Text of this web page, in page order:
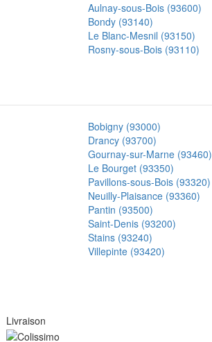
Aulnay-sous-Bois (93600)
Bondy (93140)
Le Blanc-Mesnil (93150)
Rosny-sous-Bois (93110)
Bobigny (93000)
Drancy (93700)
Gournay-sur-Marne (93460)
Le Bourget (93350)
Pavillons-sous-Bois (93320)
Neuilly-Plaisance (93360)
Pantin (93500)
Saint-Denis (93200)
Stains (93240)
Villepinte (93420)
Livraison